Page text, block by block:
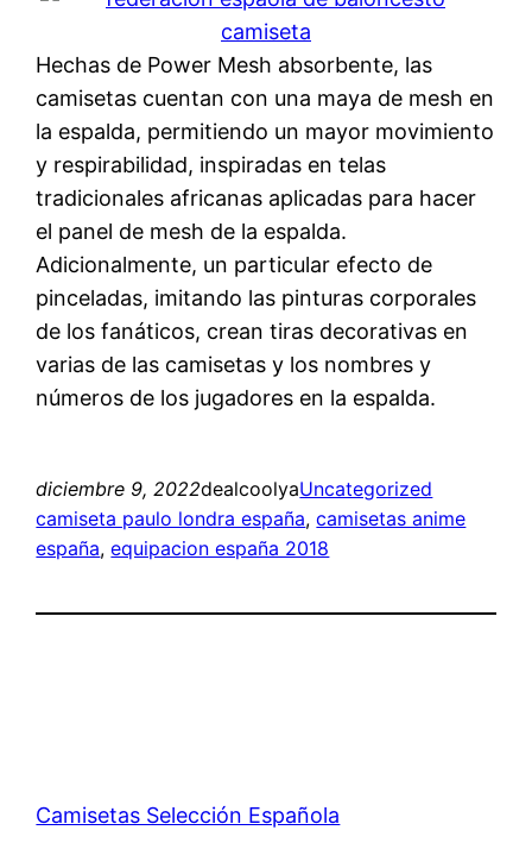
Hechas de Power Mesh absorbente, las
camisetas cuentan con una maya de mesh en
la espalda, permitiendo un mayor movimiento
y respirabilidad, inspiradas en telas
tradicionales africanas aplicadas para hacer
el panel de mesh de la espalda.
Adicionalmente, un particular efecto de
pinceladas, imitando las pinturas corporales
de los fanáticos, crean tiras decorativas en
varias de las camisetas y los nombres y
números de los jugadores en la espalda.
diciembre 9, 2022dealcoolyaUncategorized
camiseta paulo londra españa, camisetas anime
españa, equipacion españa 2018
Camisetas Selección Española